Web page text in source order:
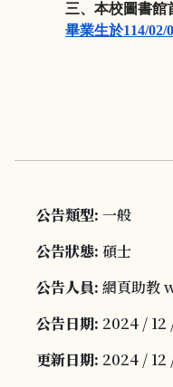
三、本校圖書館
畢業生於114/02/
公告類型: 一般
公告狀態: 碩士
公告人員: 網頁助教
公告日期: 2024 / 12
更新日期: 2024 / 12